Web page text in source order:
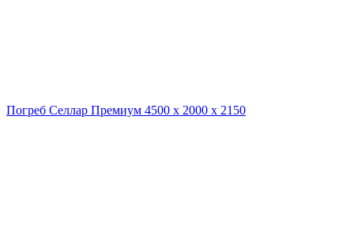
Погреб Селлар Премиум 4500 х 2000 х 2150